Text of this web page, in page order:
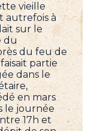
vieille
autrefois à
sur le
du
du feu de
partie
dans le
en mars
le journée
17h et